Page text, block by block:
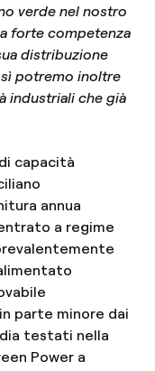
verde nel nostro
forte competenza
distribuzione
potremo inoltre
industriali che già
capacità
annua
a regime
parte minore dai
testati nella
Power a